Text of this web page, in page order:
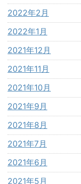
2022年2月
2022年1月
2021年12月
2021年11月
2021年10月
2021年9月
2021年8月
2021年7月
2021年6月
2021年5月